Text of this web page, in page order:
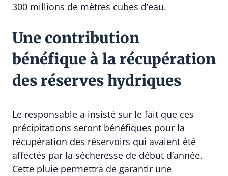
300 millions de mètres cubes d’eau.
Une contribution
bénéfique à la récupération
des réserves hydriques
Le responsable a insisté sur le fait que ces
précipitations seront bénéfiques pour la
récupération des réservoirs qui avaient été
affectés par la sécheresse de début d’année.
Cette pluie permettra de garantir une